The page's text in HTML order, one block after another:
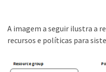
A imagem a seguir ilustra a
recursos e políticas para